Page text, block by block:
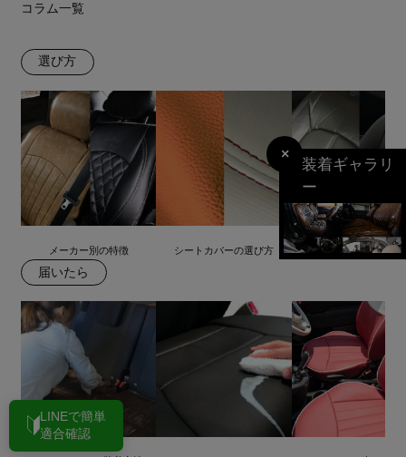
コラム一覧
選び方
メーカー別の特徴 シートカバーの選び方 合皮とレザーを徹底比
届いたら
×
装着ギャラリ
ー
LINEで簡単
適合確認